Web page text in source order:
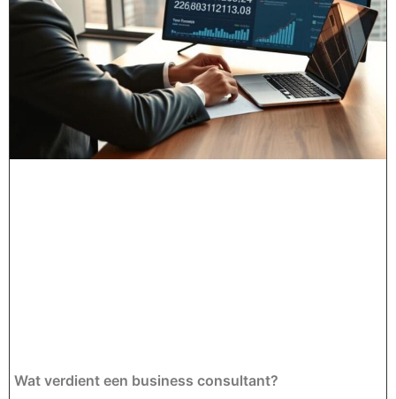
Wat verdient een business consultant?